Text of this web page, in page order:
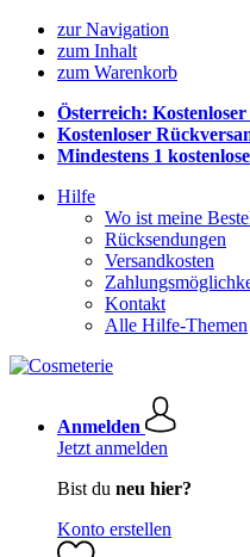
zur Navigation
zum Inhalt
zum Warenkorb
Österreich:
Kostenloser
Mindestens 1
Hilfe
Wo ist meine
Rücksendungen
Versandkosten
Kontakt
Alle Hilfe-Themen
Anmelden
Jetzt anmelden
Bist du neu hier?
Konto erstellen